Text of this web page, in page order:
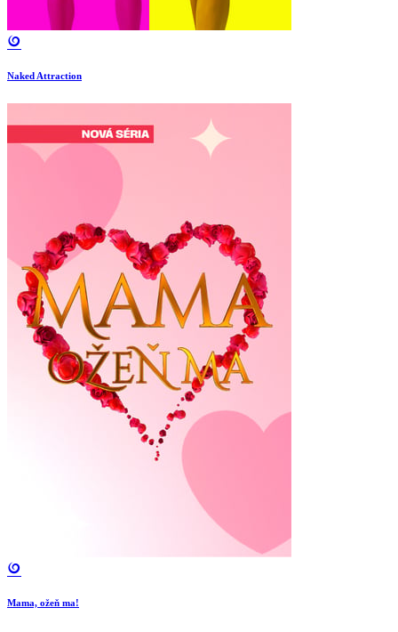
Naked Attraction
Mama, ožeň ma!